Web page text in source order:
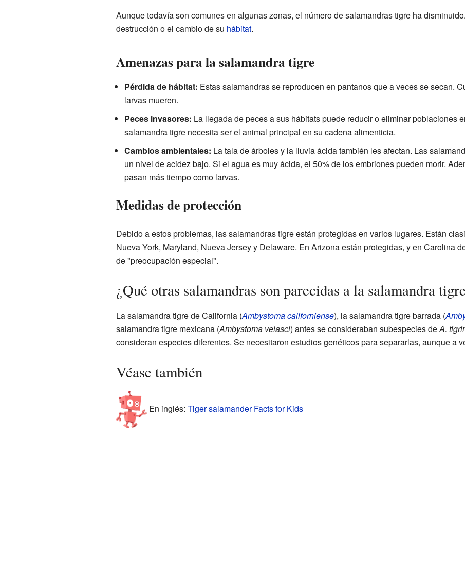
Aunque todavía son comunes en algunas zonas, el número de salamandras tigre ha
destrucción o el cambio de su hábitat.
Amenazas para la salamandra tigre
Pérdida de hábitat: Estas salamandras se reproducen en pantanos que a veces se secan.
larvas mueren.
Peces invasores: La llegada de peces a sus hábitats puede reducir o eliminar poblaciones
salamandra tigre necesita ser el animal principal en su cadena alimenticia.
Cambios ambientales: La tala de árboles y la lluvia ácida también les afectan. Las
un nivel de acidez bajo. Si el agua es muy ácida, el 50% de los embriones pueden morir.
pasan más tiempo como larvas.
Medidas de protección
Debido a estos problemas, las salamandras tigre están protegidas en varios lugares. Están
Nueva York, Maryland, Nueva Jersey y Delaware. En Arizona están protegidas, y en Carolina
de "preocupación especial".
¿Qué otras salamandras son parecidas a la salamandra
La salamandra tigre de California (Ambystoma californiense), la salamandra tigre barrada (
salamandra tigre mexicana (Ambystoma velasci) antes se consideraban subespecies deA.
consideran especies diferentes. Se necesitaron estudios genéticos para separarlas, aunque a
Véase también
En inglés: Tiger salamander Facts for Kids